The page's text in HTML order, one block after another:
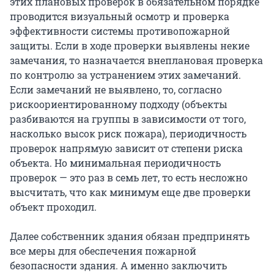
проводится визуальный осмотр и проверка
эффективности системы противопожарной
защиты. Если в ходе проверки выявлены некие
замечания, то назначается внеплановая проверка
по контролю за устранением этих замечаний.
Если замечаний не выявлено, то, согласно
рискоориентированному подходу (объекты
разбиваются на группы в зависимости от того,
насколько высок риск пожара), периодичность
проверок напрямую зависит от степени риска
объекта. Но минимальная периодичность
проверок — это раз в семь лет, то есть несложно
высчитать, что как минимум еще две проверки
объект проходил.
Далее собственник здания обязан предпринять
все меры для обеспечения пожарной
безопасности здания. А именно заключить